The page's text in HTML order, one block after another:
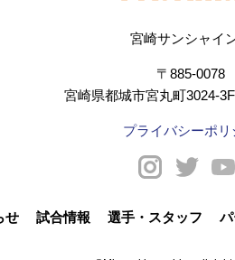
宮崎サンシャイ
〒885-0078
宮崎県都城市宮丸町3024-
プライバシーポリ
せ 試合情報 選手・スタッフ